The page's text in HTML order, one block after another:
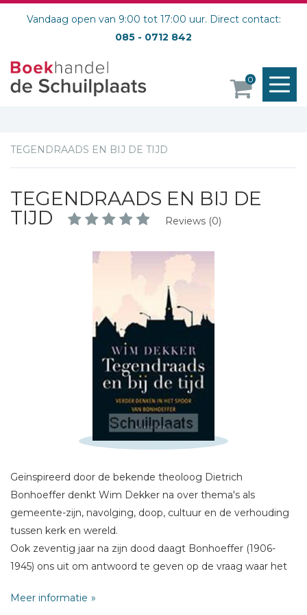
Vandaag open van 9:00 tot 17:00 uur. Direct contact:
085 - 0712 842
0
TEGENDRAADS EN BIJ DE TIJD
TEGENDRAADS EN BIJ DE
TIJD
Reviews (0)
Geïnspireerd door de bekende theoloog Dietrich
Bonhoeffer denkt Wim Dekker na over thema's als
gemeente-zijn, navolging, doop, cultuur en de verhouding
tussen kerk en wereld.
Ook zeventig jaar na zijn dood daagt Bonhoeffer (1906-
1945) ons uit om antwoord te geven op de vraag waar het
en wat is de harde kern die in onze tijd opnieuw ontdekt
Meer informatie
Schrijf hieronder je review!
Titel *
Bericht *